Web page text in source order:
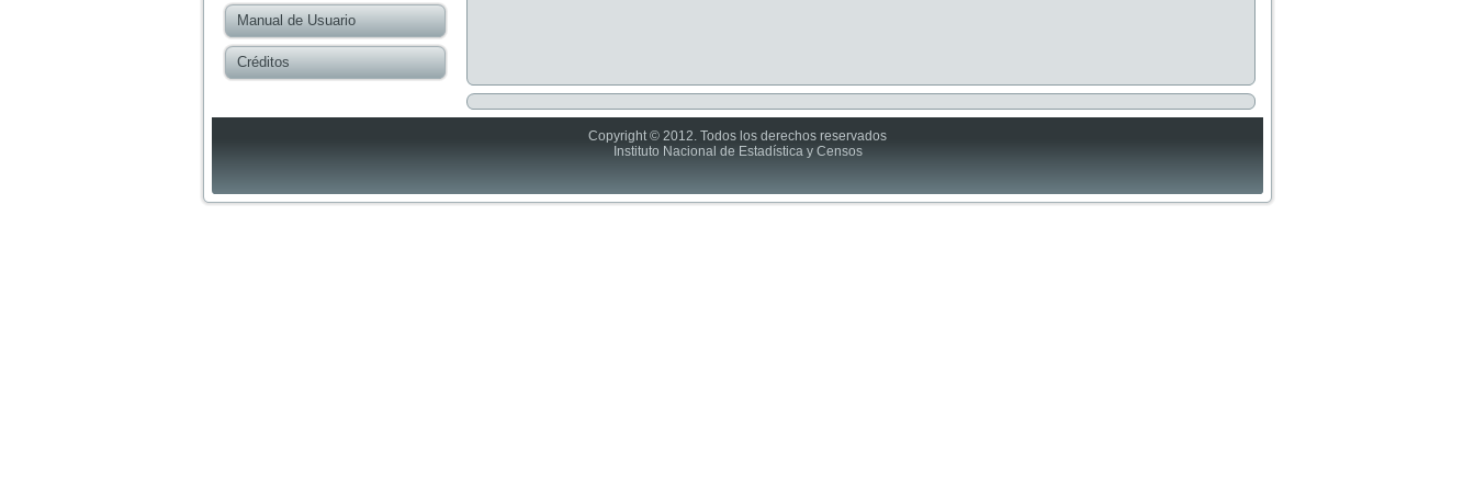
Manual de Usuario
Créditos
Copyright © 2012. Todos los derechos reservados
Instituto Nacional de Estadística y Censos